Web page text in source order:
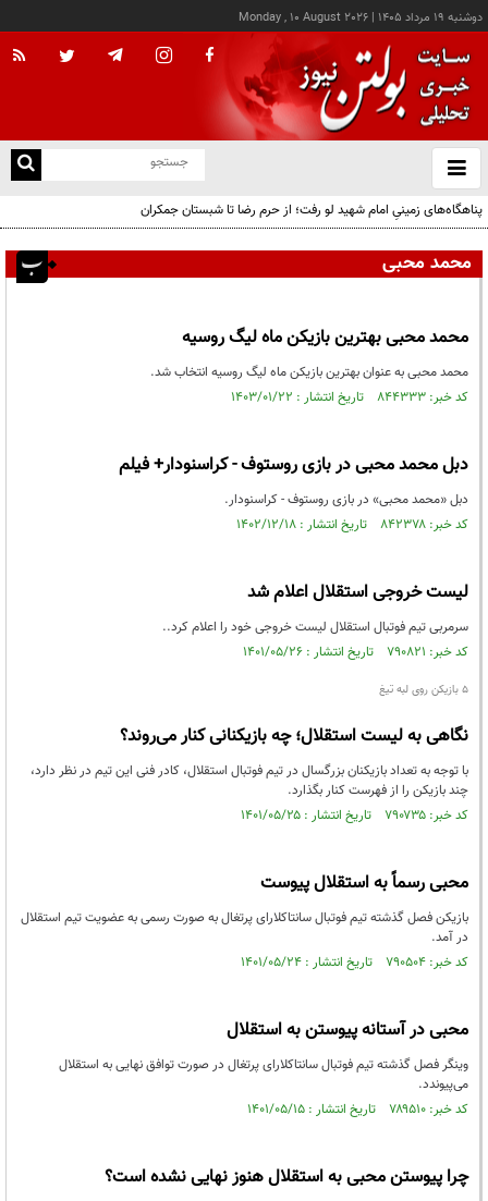
دوشنبه ۱۹ مرداد ۱۴۰۵ |
Monday , 10 August 2026
باز
و
پناهگاه‌های زمینیِ امام شهید لو رفت؛ از حرم رضا تا شبستان جمکران
محمد محبی
محمد محبی بهترین بازیکن ماه لیگ روسیه
محمد محبی به عنوان بهترین بازیکن ماه لیگ روسیه انتخاب شد.
کد خبر: ۸۴۴۳۳۳ تاریخ انتشار : ۱۴۰۳/۰۱/۲۲
دبل محمد محبی در بازی روستوف - کراسنودار+ فیلم
دبل «محمد محبی» در بازی روستوف - کراسنودار.
کد خبر: ۸۴۲۳۷۸ تاریخ انتشار : ۱۴۰۲/۱۲/۱۸
لیست خروجی استقلال اعلام شد
سرمربی تیم فوتبال استقلال لیست خروجی خود را اعلام کرد..
کد خبر: ۷۹۰۸۲۱ تاریخ انتشار : ۱۴۰۱/۰۵/۲۶
۵ بازیکن روی لبه تیغ
نگاهی به لیست استقلال؛ چه بازیکنانی کنار می‌روند؟
با توجه به تعداد بازیکنان بزرگسال در تیم فوتبال استقلال، کادر فنی این تیم در نظر دارد،
چند بازیکن را از فهرست کنار بگذارد.
کد خبر: ۷۹۰۷۳۵ تاریخ انتشار : ۱۴۰۱/۰۵/۲۵
محبی رسماً به استقلال پیوست
بازیکن فصل گذشته تیم فوتبال سانتاکلارای پرتغال به صورت رسمی به عضویت تیم استقلال
در آمد.
کد خبر: ۷۹۰۵۰۴ تاریخ انتشار : ۱۴۰۱/۰۵/۲۴
محبی در آستانه پیوستن به استقلال
وینگر فصل گذشته تیم فوتبال سانتاکلارای پرتغال در صورت توافق نهایی به استقلال
می‌پیوندد.
کد خبر: ۷۸۹۵۱۰ تاریخ انتشار : ۱۴۰۱/۰۵/۱۵
چرا پیوستن محبی به استقلال هنوز نهایی نشده است؟